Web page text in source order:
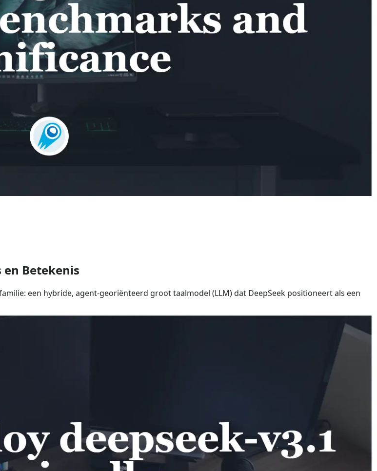
en Betekenis
een hybride, agent-georiënteerd groot taalmodel (LLM) dat DeepSeek positioneert als een